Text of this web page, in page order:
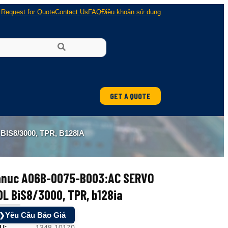
Request for QuoteContact Us FAQĐiều khoản sử dụng
GET A QUOTE
3000, TPR, B128IA
A06B-0075-B003:AC SERVO
BiS8/3000, TPR, b128ia
Yêu Cầu Báo Giá